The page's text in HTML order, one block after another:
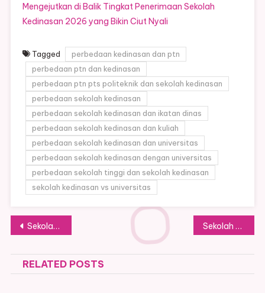
Mengejutkan di Balik Tingkat Penerimaan Sekolah
Kedinasan 2026 yang Bikin Ciut Nyali
Tagged
perbedaan kedinasan dan ptn
perbedaan ptn dan kedinasan
perbedaan ptn pts politeknik dan sekolah kedinasan
perbedaan sekolah kedinasan
perbedaan sekolah kedinasan dan ikatan dinas
perbedaan sekolah kedinasan dan kuliah
perbedaan sekolah kedinasan dan universitas
perbedaan sekolah kedinasan dengan universitas
perbedaan sekolah tinggi dan sekolah kedinasan
sekolah kedinasan vs universitas
Post
navigation
Sekolah Kedinasan dengan Peminat Terbanyak Sekolah Kedinasan dengan Sedikit Peminat
RELATED POSTS